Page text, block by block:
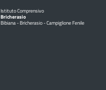
Istituto Comprensivo
Bricherasio
Bibiana - Bricherasio - Campiglione Fenile